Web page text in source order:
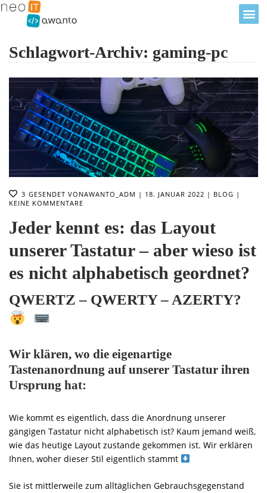
Schlagwort-Archiv: gaming-pc
3 GESENDET VONAWANTO_ADM 18. JANUAR 2022
BLOG
KEINE KOMMENTARE
Jeder kennt es: das Layout
unserer Tastatur – aber wieso ist
es nicht alphabetisch geordnet?
QWERTZ – QWERTY – AZERTY?
Wir klären, wo die eigenartige
Tastenanordnung auf unserer Tastatur ihren
Ursprung hat:
Wie kommt es eigentlich, dass die Anordnung unserer
gängigen Tastatur nicht alphabetisch ist? Kaum jemand weiß,
wie das heutige Layout zustande gekommen ist. Wir erklären
Ihnen, woher dieser Stil eigentlich stammt
Sie ist mittlerweile zum alltäglichen Gebrauchsgegenstand